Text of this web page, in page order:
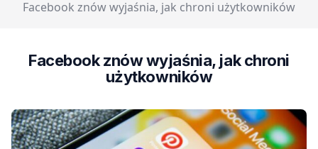
Facebook znów wyjaśnia, jak chroni użytkowników
Facebook znów wyjaśnia, jak chroni
użytkowników